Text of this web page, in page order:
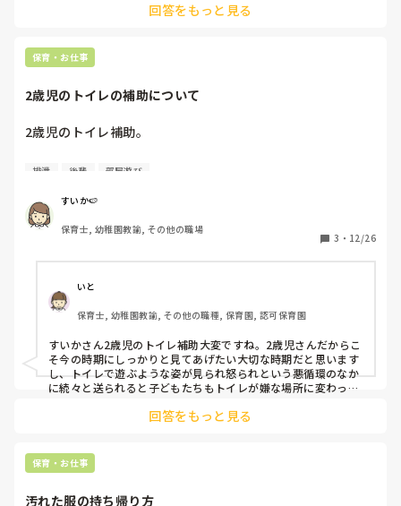
紙パンツが濡れてない時になるべく誘って、たまたま出るのを
２時間紙パンツが濡れなくて、トイレで出る子から、今どんど
んトレーニングパンツに移行中です(^^)
して落ち着いた時間からみんなトイレに押しかけて並んでます
回答をもっと見る
保育・お仕事
2歳児のトイレの補助について
2歳児のトイレ補助。
フリーでクラスの手伝いに入る時に、担任から「先生、トイ
が、正直一人では人数が多過ぎて子どもたちの様子が全く一
人ひとり見れません。しかも、立ち便器の男の子もまだあま
りいなくほぼ全員が個室なので余計に見れません。中にはま
のでじっくりと一対一で付き合ってあげたいのに続々と送ら
れます。しかも、スリッパを放り投げて遊ぶ子や便器に入れ
ようとする子、トイレットペーパーをぐるぐると遊ぶ子それ
につられて真似する子等がいます。続々と送るにしても配慮
が必要な子は時間差で送るとか、トイトレ中の子は職員が別
で付き添うとか色々方法はあるのに、いつも続々と送ってき
ます。
っくりとトイレの様子を確認しながら見る事が出来たり、ト
りぐるぐるとしたり、ほとんどの子が立ち便器ができなかっ
たりという事がなかったのでとてもスムーズにトイレを済ま
排泄 後輩 部屋遊び
すいか🍉
保育士, 幼稚園教諭, その他の職場
3 ・ 12/26
いと
保育士, 幼稚園教諭, その他の職種, 保育園, 認可保育園
すいかさん2歳児のトイレ補助大変ですね。2歳児さんだからこ
そ今の時期にしっかりと見てあげたい大切な時期だと思います
し、トイレで遊ぶような姿が見られ怒られという悪循環のなか
に続々と送られると子どもたちもトイレが嫌な場所に変わって
な態度の先輩とのことでわたしも過去になかなか意見を言うこ
からの意見を受け取ってくれないかもしれません。もしも主幹
の先生が相談しやすい先生でしたら上の先生に相談してみるの
少しずつ送ってもらうことですいかさんがおっしゃっているよ
回答をもっと見る
保育・お仕事
汚れた服の持ち帰り方